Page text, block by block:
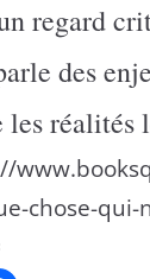
regard
des
les réalités
chose-qui-